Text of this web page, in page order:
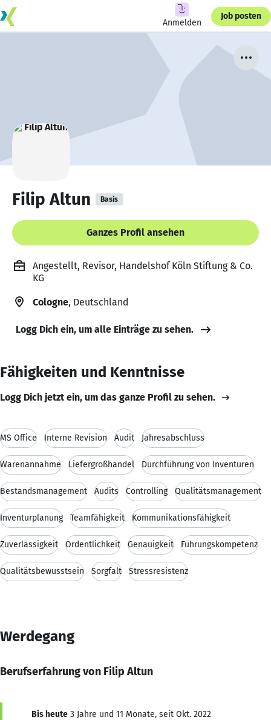
Anmelden
Job posten
Filip Altun Basis
Ganzes Profil ansehen
Angestellt, Revisor, Handelshof Köln Stiftung & Co.
KG
Cologne, Deutschland
Logg Dich ein, um alle Einträge zu sehen.
Fähigkeiten und Kenntnisse
Logg Dich jetzt ein, um das ganze Profil zu sehen.
MS Office Interne Revision Audit Jahresabschluss
Warenannahme Liefergroßhandel Durchführung von Inventuren
Bestandsmanagement Audits Controlling Qualitätsmanagement
Inventurplanung Teamfähigkeit Kommunikationsfähigkeit
Zuverlässigkeit Ordentlichkeit Genauigkeit Führungskompetenz
Qualitätsbewusstsein Sorgfalt Stressresistenz
Werdegang
Berufserfahrung von Filip Altun
Bis heute 3 Jahre und 11 Monate, seit Okt. 2022